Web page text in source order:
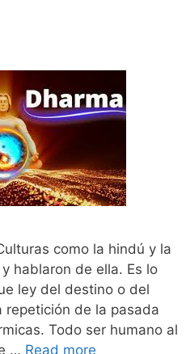
como la hindú y la
hablaron de ella. Es lo
ley del destino o del
repetición de la pasada
Todo ser humano al
… Read more